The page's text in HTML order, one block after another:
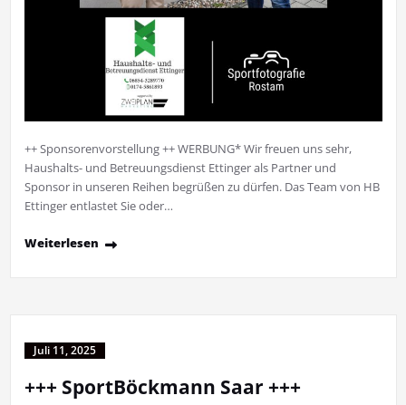
++ Sponsorenvorstellung ++ WERBUNG* Wir freuen uns sehr,
Haushalts- und Betreuungsdienst Ettinger als Partner und
Sponsor in unseren Reihen begrüßen zu dürfen. Das Team von HB
Ettinger entlastet Sie oder…
Weiterlesen
Juli 11, 2025
+++ SportBöckmann Saar +++